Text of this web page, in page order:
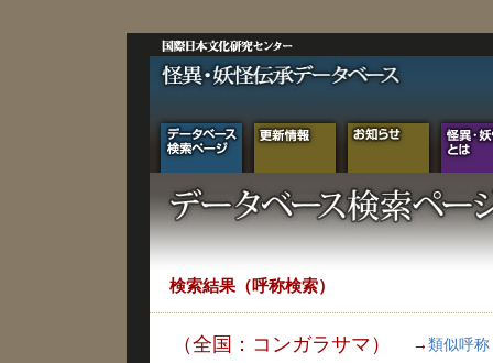
検索結果（呼称検索）
（全国：コンガラサマ） → 類似呼称